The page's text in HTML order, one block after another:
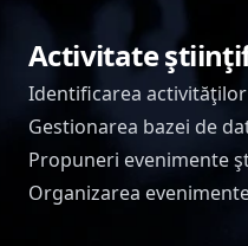
Organizarea
Propuneri evenimente
Gestionarea bazei de
Identificarea
Activitate